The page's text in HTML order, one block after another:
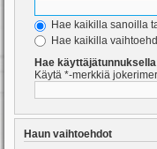
Hae kaikilla sanoilla
Hae kaikilla
Hae
Käytä *-merkkiä
Haun vaihtoehdot